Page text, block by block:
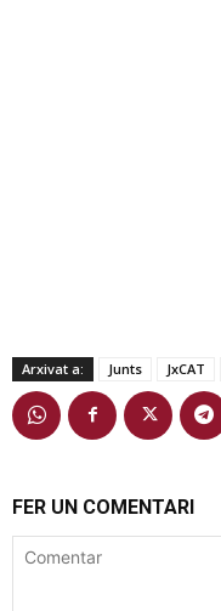
Arxivat a: Junts JxCAT
FER UN COMENTARI